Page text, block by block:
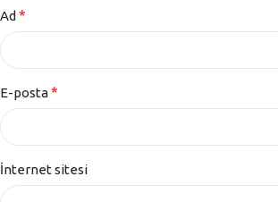
Ad *
E-posta*
İnternet sitesi